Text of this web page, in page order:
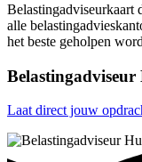
Belastingadviseurkaart
alle
het beste geholpen
Belastingadviseur
Laat direct jouw